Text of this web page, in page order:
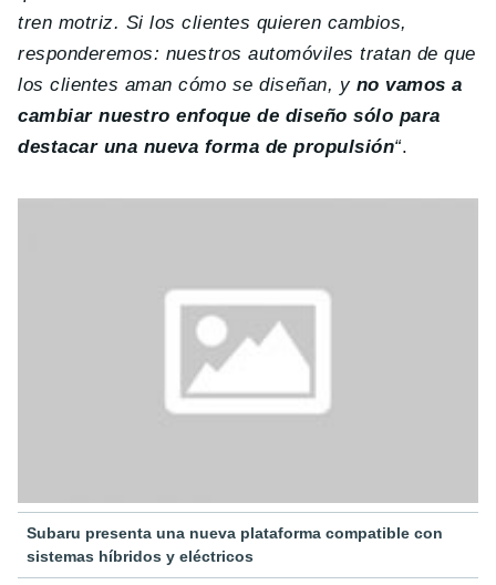
tren motriz. Si los clientes quieren cambios,
responderemos: nuestros automóviles tratan de que
los clientes aman cómo se diseñan, y no vamos a
cambiar nuestro enfoque de diseño sólo para
destacar una nueva forma de propulsión“.
Subaru presenta una nueva plataforma compatible con
sistemas híbridos y eléctricos